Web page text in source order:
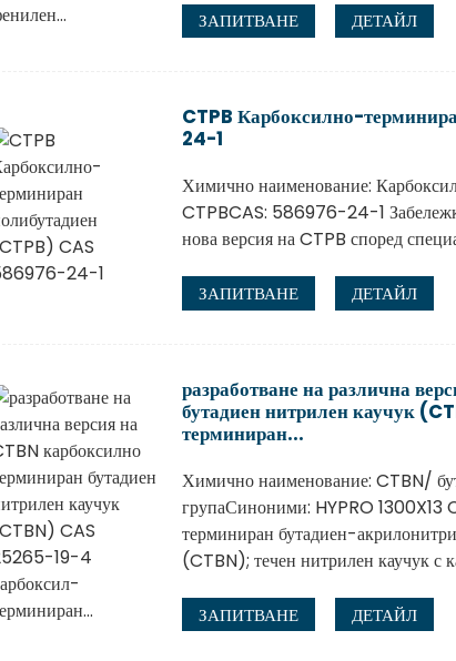
ЗАПИТВАНЕ ДЕТАЙЛ
CTPB Карбоксилно-
24-1
Химично наименование:
CTPBCAS: 586976-24-1
нова версия на CTPB според
ЗАПИТВАНЕ ДЕТАЙЛ
разработване на различна
бутадиен нитрилен каучук
терминиран...
Химично наименование: CTBN/
групаСиноними: HYPRO 1300X13
терминиран бутадиен-
(CTBN); течен нитрилен каучук с
ЗАПИТВАНЕ ДЕТАЙЛ